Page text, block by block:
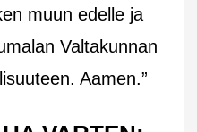
muun edelle ja
Valtakunnan
Aamen.”